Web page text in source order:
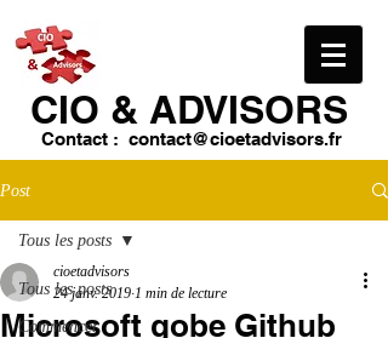
CIO & ​ADVISORS
Contact : contact@cioetadvisors.fr
Post
Tous les posts
Commencer
Tous les posts
Microsoft gobe Github
cioetadvisors
24 janv. 2019 1 min de lecture